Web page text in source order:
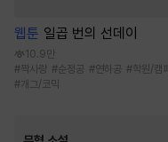
웹툰 일곱 번의 선데이
10.9만
#짝사랑 #순정공 #연하공 #학원/캠
# 개그/코믹